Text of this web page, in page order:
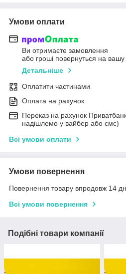
Умови оплати
Ви отримаєте замовлення
або гроші повернуться на вашу
Детальніше
Оплатити частинами
Оплата на рахунок
Переказ на рахунок
надішлемо у вайбер або смс)
Всі умови оплати
Умови повернення
Повернення товару впродовж 14
Всі умови повернення
Подібні товари компанії